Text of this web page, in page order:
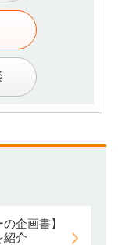
企画書】
紹介